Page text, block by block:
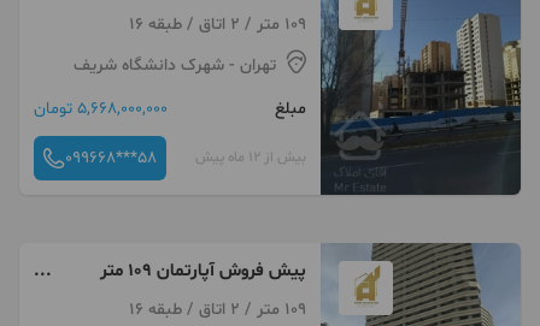
آینده دار در منطقه 22
109 متر / 2 اتاق / طبقه 16
تهران - شهرک دانشگاه شریف
مبلغ
5,668,000,000 تومان
بیش از 12 ماه پیش 099668***58
پیش فروش آپارتمان 109 متر
آینده دار در منطقه 22
109 متر / 2 اتاق / طبقه 16